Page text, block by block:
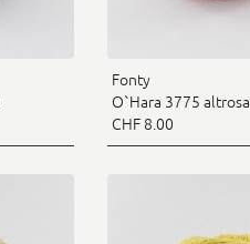
Fonty
O`Hara 3775 altrosa
CHF 8.00